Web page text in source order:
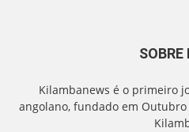
SOBRE
Kilambanews é o primeiro
angolano, fundado em